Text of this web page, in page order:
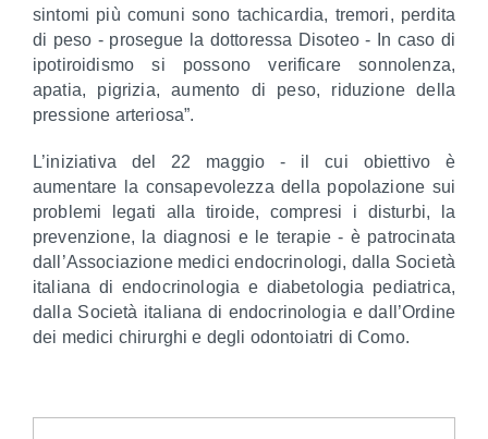
sintomi più comuni sono tachicardia, tremori, perdita
di peso - prosegue la dottoressa Disoteo - In caso di
ipotiroidismo si possono verificare sonnolenza,
apatia, pigrizia, aumento di peso, riduzione della
pressione arteriosa”.
L’iniziativa del 22 maggio - il cui obiettivo è
aumentare la consapevolezza della popolazione sui
problemi legati alla tiroide, compresi i disturbi, la
prevenzione, la diagnosi e le terapie - è patrocinata
dall’Associazione medici endocrinologi, dalla Società
italiana di endocrinologia e diabetologia pediatrica,
dalla Società italiana di endocrinologia e dall’Ordine
dei medici chirurghi e degli odontoiatri di Como.